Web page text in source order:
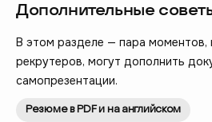
Дополнительные
В этом разделе — пара моментов,
рекрутеров, могут дополнить
самопрезентации.
Резюме в PDF и на английском